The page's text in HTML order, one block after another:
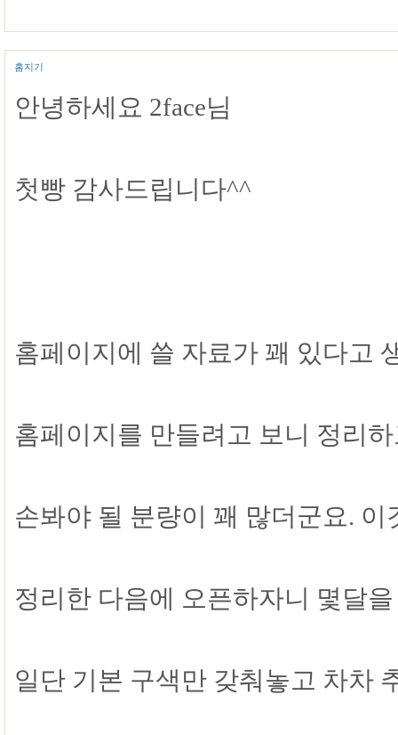
홈지기
안녕하세요 2face님
첫빵 감사드립니다^^
홈페이지에 쓸 자료가 꽤 있다고
홈페이지를 만들려고 보니 정리
손봐야 될 분량이 꽤 많더군요.
정리한 다음에 오픈하자니 몇달
일단 기본 구색만 갖춰놓고 차차